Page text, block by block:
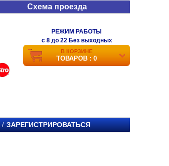
Схема проезда
РЕЖИМ РАБОТЫ
c 8 до 22 Без выходных
В КОРЗИНЕ
ТОВАРОВ : 0
/ ЗАРЕГИСТРИРОВАТЬСЯ